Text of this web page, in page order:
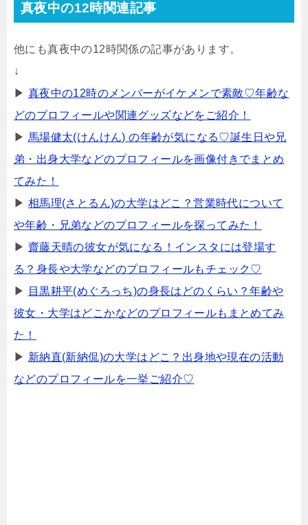
真夜中の12時関連記事
他にも真夜中の12時関係の記事があります。
↓
▶ 真夜中の12時のメンバーがイケメンで素敵♡年齢な
どのプロフィールや関連グッズなどをご紹介！
▶ 馬場健太(けんけん) の年齢が気になる♡誕生日や兄
弟・出身大学などのプロフィールを画像付きでまとめ
てみた！
▶ 相馬理(さとるん)の大学はどこ？営業時代について
や年齢・兄弟などのプロフィールを探ってみた！
▶ 齋藤天晴の彼女が気になる！インスタには登場す
る？身長や大学などのプロフィールもチェック♡
▶
目黒耕平(めぐろっち)の身長はどのくらい？年齢や
彼女・大学はどこかなどのプロフィールもまとめてみ
た！
▶ 新納直(新納侃)の大学はどこ？出身地や現在の活動
などのプロフィールを一挙ご紹介♡